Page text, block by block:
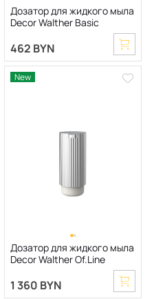
Дозатор для жидкого мыла
Decor Walther Basic
462 BYN
New
Дозатор для жидкого мыла
Decor Walther Of.Line
1 360 BYN